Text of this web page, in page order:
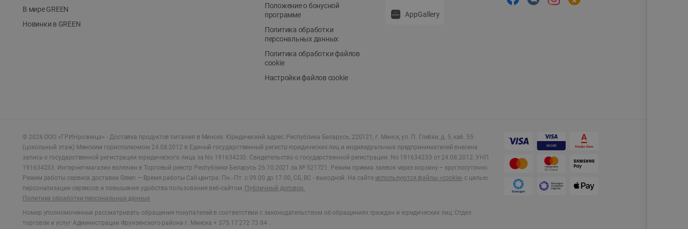
В мире GREEN
Новинки в GREEN
Положение о бонусной
программе
Политика обработки
персональных данных
Политика обработки файлов
cookie
Настройки файлов cookie
AppGallery
© 2026 ООО «ГРИНрозница» - Доставка продуктов питания в Минске. Юридический адрес: Республика Беларусь, 220121, г. Минск, ул. П. Глебки, д. 5, каб. 55
(цокольный этаж) Минским горисполкомом 24.08.2012 в Единый государственный регистр юридических лиц и индивидуальных предпринимателей внесена
запись о государственной регистрации юридического лица за No 191634233. Свидетельство о государственной регистрации: No 191634233 от 24.08.2012. УНП
191634233. Интернет-магазин включен в Торговый реестр Республики Беларусь 26.10.2021 за № 521721. Режим приема заявок через корзину – круглосуточно.
Режим работы сервиса доставки Green — Время работы Call-центра: Пн.- Пт. с 09.00 до 17.00, СБ, ВС - выходной. На сайте используются файлы «cookie» с целью
персонализации сервисов и повышения удобства пользования веб-сайтом. Публичный договор.
Политика обработки персональных данных
Номер уполномоченных рассматривать обращения покупателей в соответствии с законодательством об обращениях граждан и юридических лиц: Отдел
торговли и услуг Администрации Фрунзенского района г. Минска + 375 17 272 73 84 .